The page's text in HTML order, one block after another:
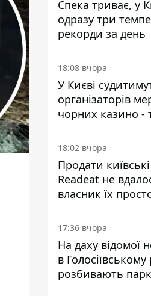
Спека триває, у
одразу три
рекорди за день
18:08 вчора
У Києві
організаторів
чорних казино -
закладів
18:02 вчора
Продати
Readeat не
власник їх
17:36 вчора
На даху відомої
в Голосіївському
розбивають
гектар